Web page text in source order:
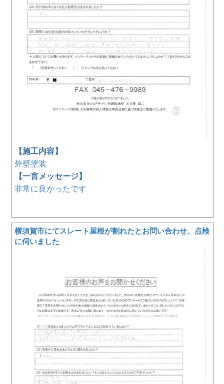
【施工内容】
外壁塗装
【一言メッセージ】
非常に良かったです
横須賀市にてスレート屋根が割れたとお問い合わせ、点検
に伺いました